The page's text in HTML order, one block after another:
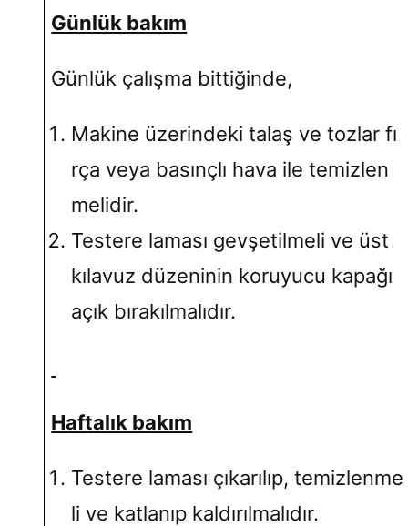
Günlük bakım
Günlük çalışma bittiğinde,
Makine üzerindeki talaş ve tozlar fı
rça veya basınçlı hava ile temizlen
melidir.
Testere laması gevşetilmeli ve üst
kılavuz düzeninin koruyucu kapağı
açık bırakılmalıdır.
Haftalık bakım
Testere laması çıkarılıp, temizlenme
li ve katlanıp kaldırılmalıdır.